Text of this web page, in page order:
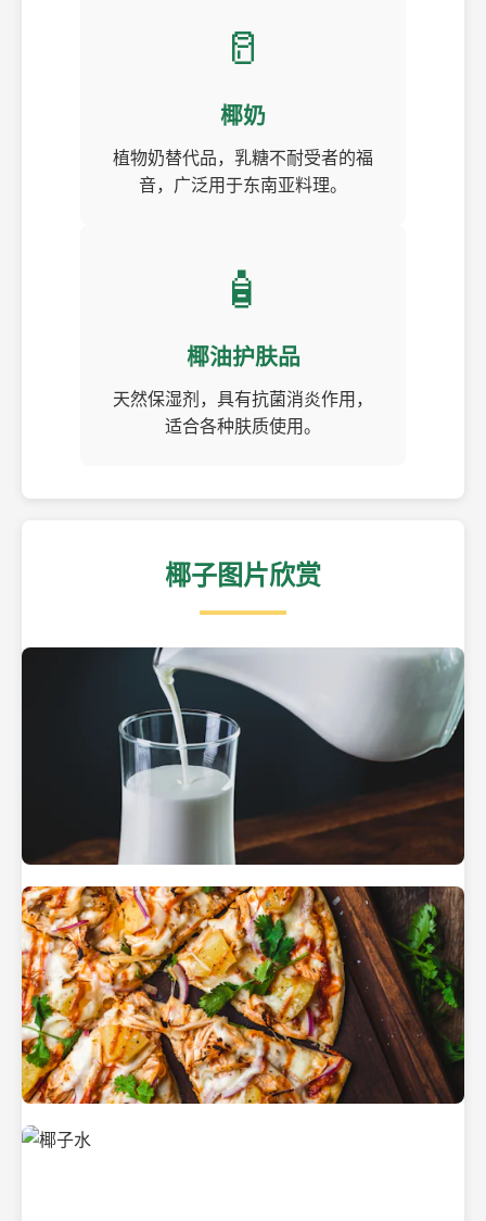
🥛
椰奶
植物奶替代品，乳糖不耐受者的福
音，广泛用于东南亚料理。
🧴
椰油护肤品
天然保湿剂，具有抗菌消炎作用，
适合各种肤质使用。
椰子图片欣赏
热带海滩上的椰子树
新鲜采摘的椰子